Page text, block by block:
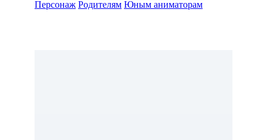
Персонаж Родителям Юным аниматорам